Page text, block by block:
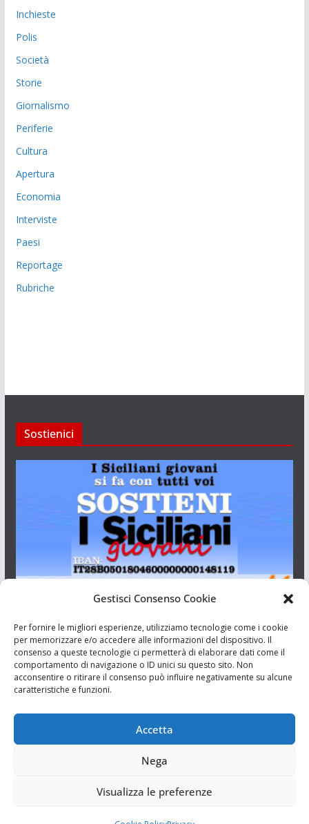
Gestisci Consenso Cookie
Per fornire le migliori esperienze, utilizziamo tecnologie come i cookie
per memorizzare e/o accedere alle informazioni del dispositivo. Il
consenso a queste tecnologie ci permetterà di elaborare dati come il
comportamento di navigazione o ID unici su questo sito. Non
acconsentire o ritirare il consenso può influire negativamente su alcune
caratteristiche e funzioni.
Accetta
Nega
Visualizza le preferenze
Inchieste
Polis
Società
Storie
Giornalismo
Periferie
Cultura
Apertura
Economia
Interviste
Paesi
Reportage
Rubriche
Sostienici
Aut. del tribunale di Catania n.23/2011 del 20/09/2011 Dir.
Resp. Riccardo Orioles.
Associazione Culturale I Siciliani Giovani
via Randazzo 27 Catania